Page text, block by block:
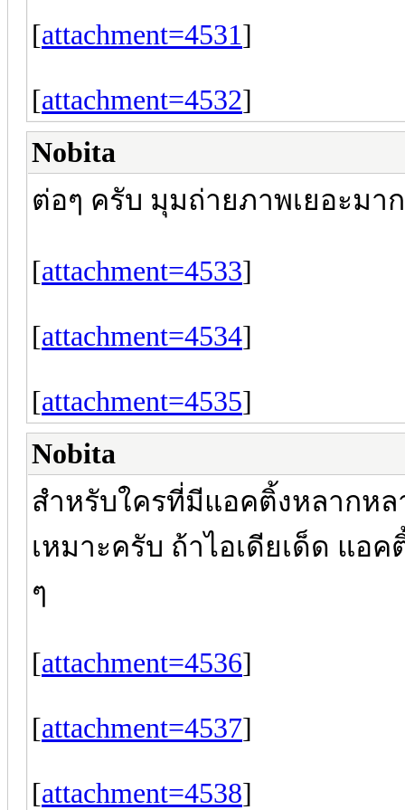
[attachment=4531]
[attachment=4532]
Nobita
ต่อๆ ครับ มุมถ่ายภาพเยอะมา
[attachment=4533]
[attachment=4534]
[attachment=4535]
Nobita
สำหรับใครที่มีแอคติ้งหลากห
เหมาะครับ ถ้าไอเดียเด็ด แอ
ๆ
[attachment=4536]
[attachment=4537]
[attachment=4538]